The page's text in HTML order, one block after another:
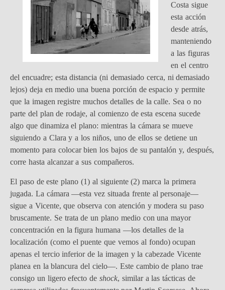
Costa sigue
esta acción
desde atrás,
manteniendo
a las figuras
en el centro
del encuadre; esta distancia (ni demasiado cerca, ni demasiado
lejos) deja en medio una buena porción de espacio y permite
que la imagen registre muchos detalles de la calle. Sea o no
parte del plan de rodaje, al comienzo de esta escena sucede
algo que dinamiza el plano: mientras la cámara se mueve
siguiendo a Clara y a los niños, uno de ellos se detiene un
momento para colocar bien los bajos de su pantalón y, después,
corre hasta alcanzar a sus compañeros.
El paso de este plano (1) al siguiente (2) marca la primera
jugada. La cámara —esta vez situada frente al personaje—
sigue a Vicente, que observa con atención y modera su paso
bruscamente. Se trata de un plano medio con una mayor
concentración en la figura humana —los detalles de la
localización (como el puente que vemos al fondo) ocupan
apenas el tercio inferior de la imagen y la cabezade Vicente
planea en la blancura del cielo—. Este cambio de plano trae
consigo un ligero efecto deshock, similar a las tácticas de